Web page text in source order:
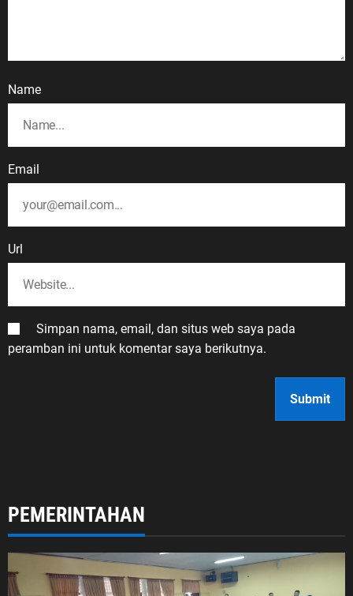
Name
Email
Url
Simpan nama, email, dan situs web saya pada
peramban ini untuk komentar saya berikutnya.
PEMERINTAHAN